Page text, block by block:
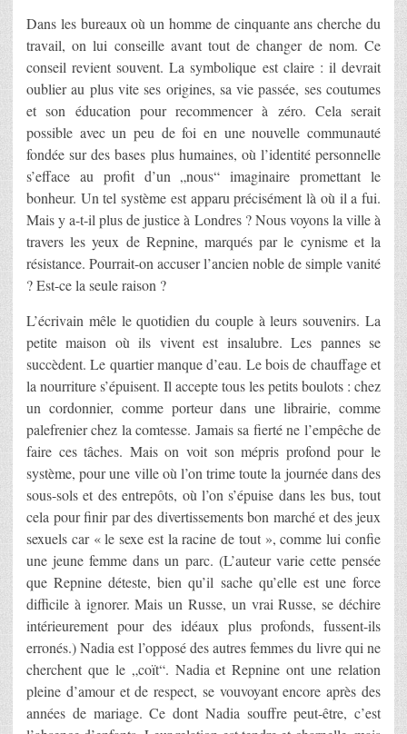
Dans les bureaux où un homme de cinquante ans cherche du
travail, on lui conseille avant tout de changer de nom. Ce
conseil revient souvent. La symbolique est claire : il devrait
oublier au plus vite ses origines, sa vie passée, ses coutumes
et son éducation pour recommencer à zéro. Cela serait
possible avec un peu de foi en une nouvelle communauté
fondée sur des bases plus humaines, où l’identité personnelle
s’efface au profit d’un „nous“ imaginaire promettant le
bonheur. Un tel système est apparu précisément là où il a fui.
Mais y a-t-il plus de justice à Londres ? Nous voyons la ville à
travers les yeux de Repnine, marqués par le cynisme et la
résistance. Pourrait-on accuser l’ancien noble de simple vanité
? Est-ce la seule raison ?
L’écrivain mêle le quotidien du couple à leurs souvenirs. La
petite maison où ils vivent est insalubre. Les pannes se
succèdent. Le quartier manque d’eau. Le bois de chauffage et
la nourriture s’épuisent. Il accepte tous les petits boulots : chez
un cordonnier, comme porteur dans une librairie, comme
palefrenier chez la comtesse. Jamais sa fierté ne l’empêche de
faire ces tâches. Mais on voit son mépris profond pour le
système, pour une ville où l’on trime toute la journée dans des
sous-sols et des entrepôts, où l’on s’épuise dans les bus, tout
cela pour finir par des divertissements bon marché et des jeux
sexuels car « le sexe est la racine de tout », comme lui confie
une jeune femme dans un parc. (L’auteur varie cette pensée
que Repnine déteste, bien qu’il sache qu’elle est une force
difficile à ignorer. Mais un Russe, un vrai Russe, se déchire
intérieurement pour des idéaux plus profonds, fussent-ils
erronés.) Nadia est l’opposé des autres femmes du livre qui ne
cherchent que le „coït“. Nadia et Repnine ont une relation
pleine d’amour et de respect, se vouvoyant encore après des
années de mariage. Ce dont Nadia souffre peut-être, c’est